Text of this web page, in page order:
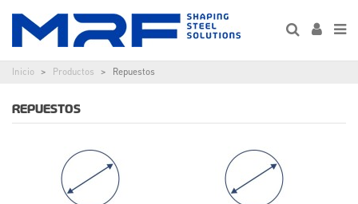
Inicio Productos Repuestos
REPUESTOS